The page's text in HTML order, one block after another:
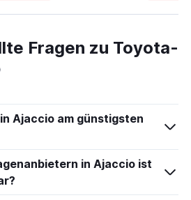
Fragen zu Toyota-
Ajaccio am günstigsten
in Ajaccio ist